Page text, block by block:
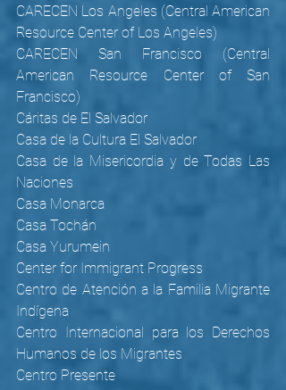
CARECEN Los Angeles (Central American
Resource Center of Los Angeles)
CARECEN San Francisco (Central
American Resource Center of San
Francisco)
Cáritas de El Salvador
Casa de la Cultura El Salvador
Casa de la Misericordia y de Todas Las
Naciones
Casa Monarca
Casa Tochán
Casa Yurumein
Center for Immigrant Progress
Centro de Atención a la Familia Migrante
Indígena
Centro Internacional para los Derechos
Humanos de los Migrantes
Centro Presente